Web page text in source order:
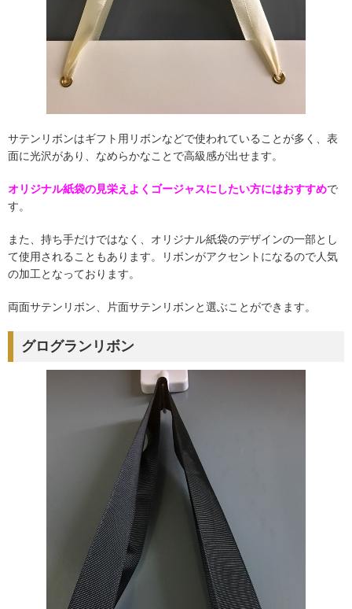
サテンリボンはギフト用リボンなどで使われていることが多く、表
面に光沢があり、なめらかなことで高級感が出せます。
オリジナル紙袋の見栄えよくゴージャスにしたい方にはおすすめで
す。
また、持ち手だけではなく、オリジナル紙袋のデザインの一部とし
て使用されることもあります。リボンがアクセントになるので人気
の加工となっております。
両面サテンリボン、片面サテンリボンと選ぶことができます。
グログランリボン